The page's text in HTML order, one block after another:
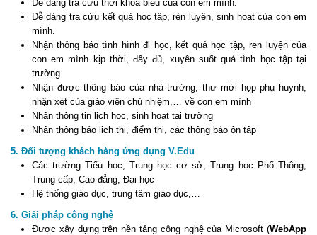
Dễ dàng tra cứu thời khoá biểu của con em mình.
Dễ dàng tra cứu kết quả học tập, rèn luyện, sinh hoạt của con em
mình.
Nhận thông báo tình hình đi học, kết quả học tập, ren luyện của
con em mình kịp thời, đầy đủ, xuyên suốt quá tình học tập tại
trường.
Nhận được thông báo của nhà trường, thư mời họp phụ huynh,
nhận xét của giáo viên chủ nhiệm,… về con em mình
Nhận thông tin lịch học, sinh hoạt tại trường
Nhận thông báo lịch thi, điểm thi, các thông báo ôn tập
5. Đối tượng khách hàng ứng dụng V.Edu
Các trường Tiểu học, Trung học cơ sở, Trung học Phổ Thông,
Trung cấp, Cao đẳng, Đại học
Hệ thống giáo dục, trung tâm giáo dục,…
6. Giải pháp công nghệ
Được xây dựng trên nền tảng công nghệ của Microsoft (WebApp